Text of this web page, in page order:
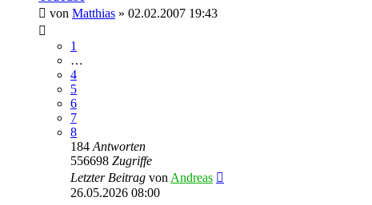
von Matthias » 02.02.2007 19:43
1
…
4
5
6
7
8
184 Antworten
556698 Zugriffe
Letzter Beitrag von Andreas
26.05.2026 08:00